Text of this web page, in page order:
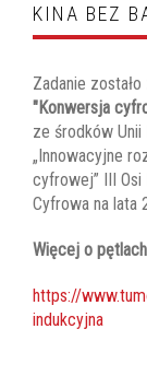
KINA BEZ
Zadanie
"Konwersja
ze środków Unii
„Innowacyjne
cyfrowej” III
Cyfrowa na lata
Więcej o
https://
indukcyjna